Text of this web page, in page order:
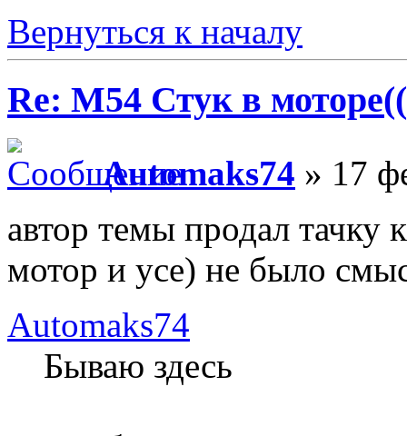
Вернуться к началу
Re: M54 Стук в
Automaks74 » 17
автор темы продал тачку
мотор и усе) не было
Automaks74
Бываю здесь